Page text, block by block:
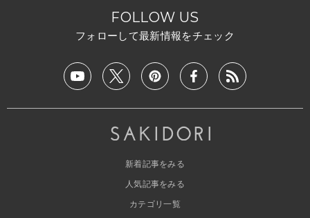
FOLLOW US
フォローして最新情報をチェック
新着記事をみる
人気記事をみる
カテゴリ一覧